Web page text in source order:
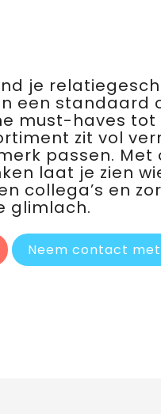
je
een standaard
must-haves tot
zit vol
passen. Met
laat je zien
collega’s en
glimlach.
Neem contact